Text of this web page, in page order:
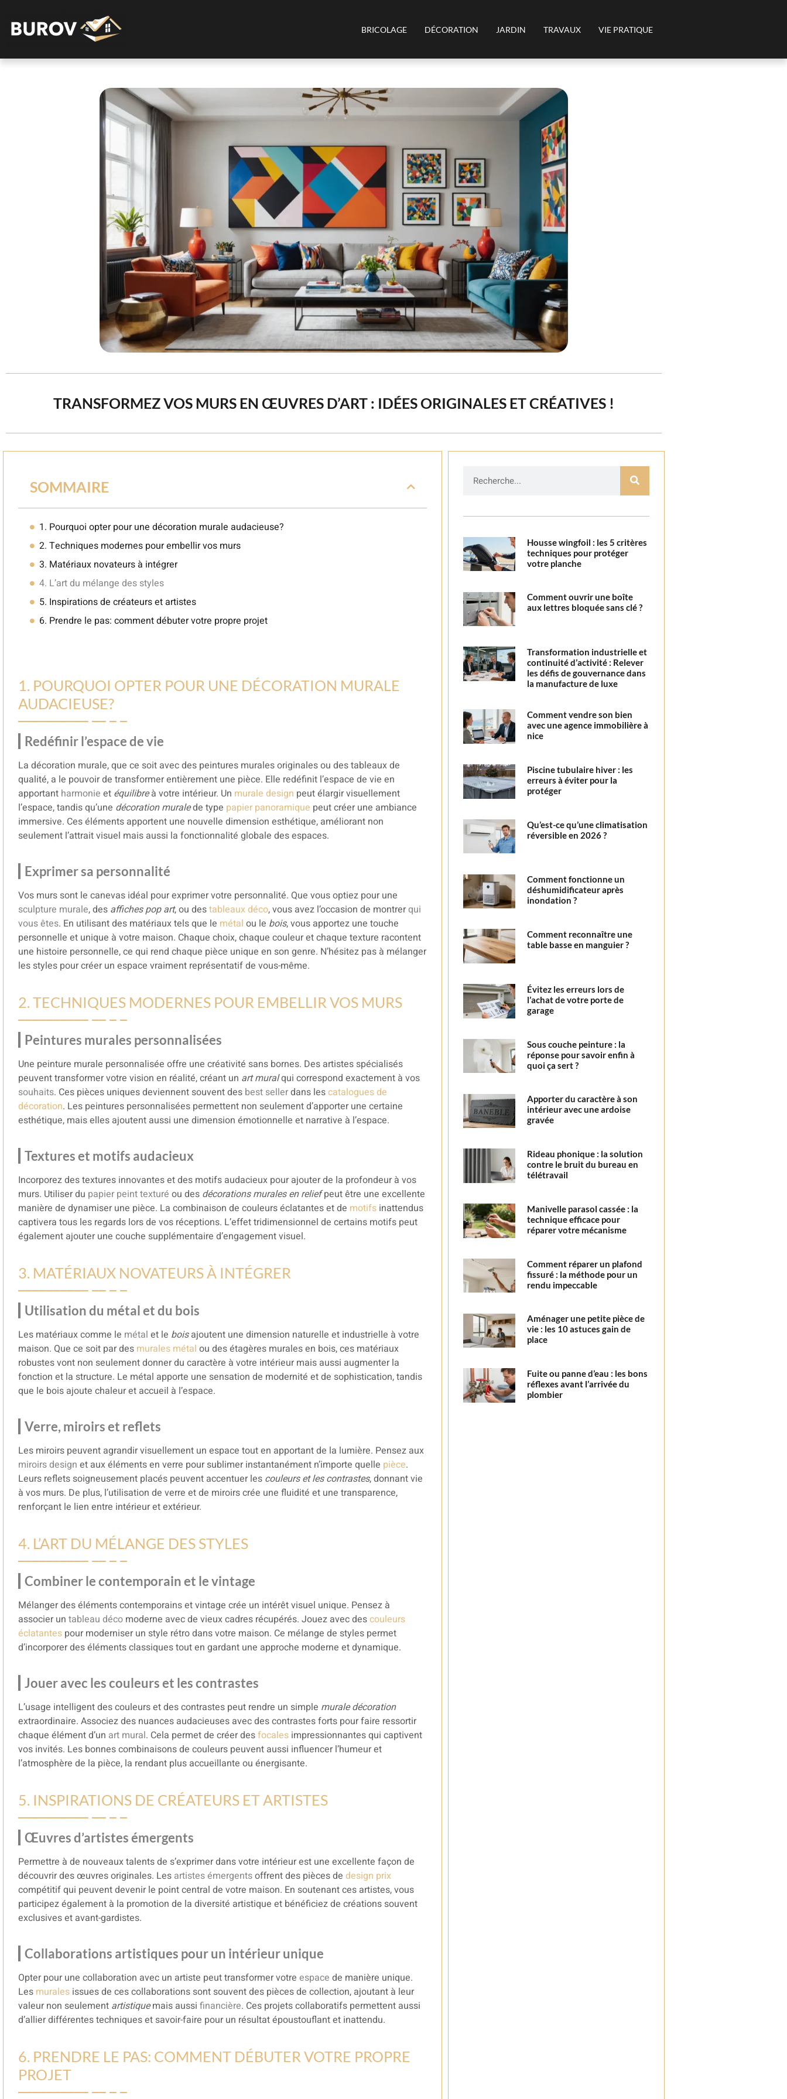
BRICOLAGE DÉCORATION JARDIN TRAVAUX VIE PRATIQUE
TRANSFORMEZ VOS MURS EN ŒUVRES D’ART : IDÉES ORIGINALES ET CRÉATIVES !
SOMMAIRE
1. Pourquoi opter pour une décoration murale audacieuse?
2. Techniques modernes pour embellir vos murs
3. Matériaux novateurs à intégrer
4. L’art du mélange des styles
5. Inspirations de créateurs et artistes
6. Prendre le pas: comment débuter votre propre projet
1. POURQUOI OPTER POUR UNE DÉCORATION MURALE
AUDACIEUSE?
Redéfinir l’espace de vie
La décoration murale, que ce soit avec des peintures murales originales ou des tableaux de
qualité, a le pouvoir de transformer entièrement une pièce. Elle redéfinit l’espace de vie en
apportant harmonie et équilibreà votre intérieur. Un murale design peut élargir visuellement
l’espace, tandis qu’une décoration muralede type papier panoramique peut créer une ambiance
immersive. Ces éléments apportent une nouvelle dimension esthétique, améliorant non
seulement l’attrait visuel mais aussi la fonctionnalité globale des espaces.
Exprimer sa personnalité
Vos murs sont le canevas idéal pour exprimer votre personnalité. Que vous optiez pour une
sculpture murale, des affiches pop art, ou destableaux déco, vous avez l’occasion de montrerqui
vous êtes. En utilisant des matériaux tels que le métal ou le bois, vous apportez une touche
personnelle et unique à votre maison. Chaque choix, chaque couleur et chaque texture racontent
une histoire personnelle, ce qui rend chaque pièce unique en son genre. N’hésitez pas à mélanger
les styles pour créer un espace vraiment représentatif de vous-même.
2. TECHNIQUES MODERNES POUR EMBELLIR VOS MURS
Peintures murales personnalisées
Une peinture murale personnalisée offre une créativité sans bornes. Des artistes spécialisés
peuvent transformer votre vision en réalité, créant un art muralqui correspond exactement à vos
souhaits. Ces pièces uniques deviennent souvent des best sellerdans lescatalogues de
décoration. Les peintures personnalisées permettent non seulement d’apporter une certaine
esthétique, mais elles ajoutent aussi une dimension émotionnelle et narrative à l’espace.
Textures et motifs audacieux
Incorporez des textures innovantes et des motifs audacieux pour ajouter de la profondeur à vos
murs. Utiliser du papier peint texturé ou des décorations murales en reliefpeut être une excellente
manière de dynamiser une pièce. La combinaison de couleurs éclatantes et de motifs inattendus
captivera tous les regards lors de vos réceptions. L’effet tridimensionnel de certains motifs peut
également ajouter une couche supplémentaire d’engagement visuel.
3. MATÉRIAUX NOVATEURS À INTÉGRER
Utilisation du métal et du bois
Les matériaux comme le métal et le boisajoutent une dimension naturelle et industrielle à votre
maison. Que ce soit par des murales métal ou des étagères murales en bois, ces matériaux
robustes vont non seulement donner du caractère à votre intérieur mais aussi augmenter la
fonction et la structure. Le métal apporte une sensation de modernité et de sophistication, tandis
que le bois ajoute chaleur et accueil à l’espace.
Verre, miroirs et reflets
Les miroirs peuvent agrandir visuellement un espace tout en apportant de la lumière. Pensez aux
miroirs design et aux éléments en verre pour sublimer instantanément n’importe quelle pièce.
Leurs reflets soigneusement placés peuvent accentuer les couleurs et les contrastes, donnant vie
à vos murs. De plus, l’utilisation de verre et de miroirs crée une fluidité et une transparence,
renforçant le lien entre intérieur et extérieur.
4. L’ART DU MÉLANGE DES STYLES
Combiner le contemporain et le vintage
Mélanger des éléments contemporains et vintage crée un intérêt visuel unique. Pensez à
associer un tableau déco moderne avec de vieux cadres récupérés. Jouez avec descouleurs
éclatantes pour moderniser un style rétro dans votre maison. Ce mélange de styles permet
d’incorporer des éléments classiques tout en gardant une approche moderne et dynamique.
Jouer avec les couleurs et les contrastes
L’usage intelligent des couleurs et des contrastes peut rendre un simple murale décoration
extraordinaire. Associez des nuances audacieuses avec des contrastes forts pour faire ressortir
chaque élément d’un art mural. Cela permet de créer desfocales impressionnantes qui captivent
vos invités. Les bonnes combinaisons de couleurs peuvent aussi influencer l’humeur et
l’atmosphère de la pièce, la rendant plus accueillante ou énergisante.
5. INSPIRATIONS DE CRÉATEURS ET ARTISTES
Œuvres d’artistes émergents
Permettre à de nouveaux talents de s’exprimer dans votre intérieur est une excellente façon de
découvrir des œuvres originales. Les artistes émergentsoffrent des pièces de design prix
compétitif qui peuvent devenir le point central de votre maison. En soutenant ces artistes, vous
participez également à la promotion de la diversité artistique et bénéficiez de créations souvent
exclusives et avant-gardistes.
Collaborations artistiques pour un intérieur unique
Opter pour une collaboration avec un artiste peut transformer votre espace de manière unique.
Les murales issues de ces collaborations sont souvent des pièces de collection, ajoutant à leur
valeur non seulement artistiquemais aussi financière. Ces projets collaboratifs permettent aussi
d’allier différentes techniques et savoir-faire pour un résultat époustouflant et inattendu.
6. PRENDRE LE PAS: COMMENT DÉBUTER VOTRE PROPRE
PROJET
Housse wingfoil : les 5 critères
techniques pour protéger
votre planche
Comment ouvrir une boîte
aux lettres bloquée sans clé ?
Transformation industrielle et
continuité d’activité : Relever
les défis de gouvernance dans
la manufacture de luxe
Comment vendre son bien
avec une agence immobilière à
nice
Piscine tubulaire hiver : les
erreurs à éviter pour la
protéger
Qu’est-ce qu’une climatisation
réversible en 2026 ?
Comment fonctionne un
déshumidificateur après
inondation ?
Comment reconnaître une
table basse en manguier ?
Évitez les erreurs lors de
l’achat de votre porte de
garage
Sous couche peinture : la
réponse pour savoir enfin à
quoi ça sert ?
Apporter du caractère à son
intérieur avec une ardoise
gravée
Rideau phonique : la solution
contre le bruit du bureau en
télétravail
Manivelle parasol cassée : la
technique efficace pour
réparer votre mécanisme
Comment réparer un plafond
fissuré : la méthode pour un
rendu impeccable
Aménager une petite pièce de
vie : les 10 astuces gain de
place
Fuite ou panne d’eau : les bons
réflexes avant l’arrivée du
plombier